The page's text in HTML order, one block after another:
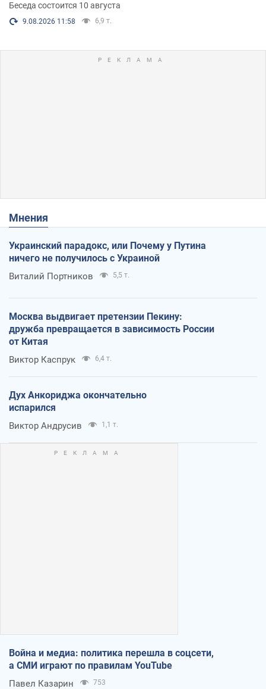
Беседа состоится 10 августа
9.08.2026 11:58 6,9 т.
Мнения
Украинский парадокс, или Почему у Путина
ничего не получилось с Украиной
Виталий Портников 5,5 т.
Москва выдвигает претензии Пекину:
дружба превращается в зависимость России
от Китая
Виктор Каспрук 6,4 т.
Дух Анкориджа окончательно
испарился
Виктор Андрусив 1,1 т.
Война и медиа: политика перешла в соцсети,
а СМИ играют по правилам YouTube
Павел Казарин 753